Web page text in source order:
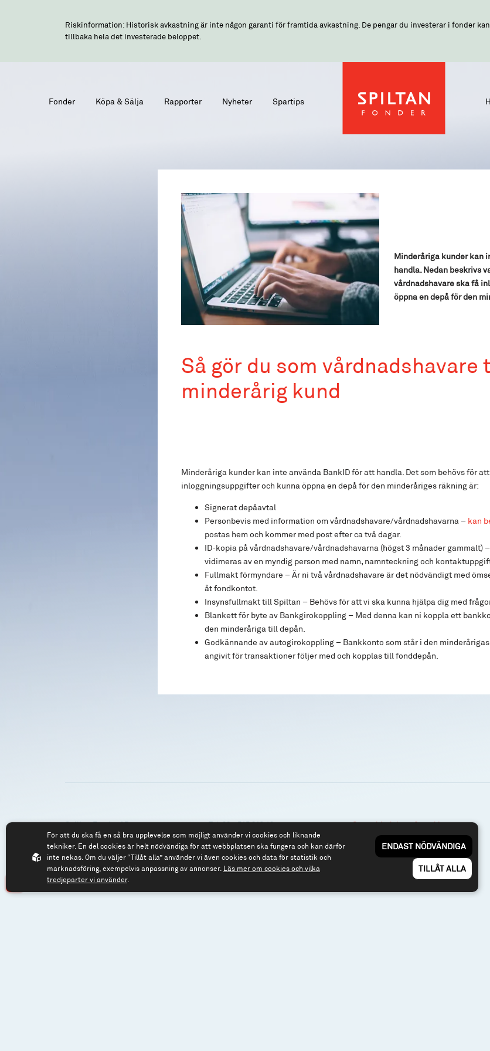
Riskinformation: Historisk avkastning är inte någon garanti för framtida avkastning. De pengar du investerar i fonder
tillbaka hela det investerade beloppet.
Fonder Köpa & Sälja Rapporter Nyheter Spartips
Minderåriga kunder kan
handla. Nedan beskrivs
vårdnadshavare ska få
öppna en depå för den
Så gör du som vårdnadshavare
minderårig kund
Minderåriga kunder kan inte använda BankID för att handla. Det som behövs för
inloggningsuppgifter och kunna öppna en depå för den minderåriges räkning är:
Signerat depåavtal
Personbevis med information om vårdnadshavare/vårdnadshavarna – kan
postas hem och kommer med post efter ca två dagar.
ID-kopia på vårdnadshavare/vårdnadshavarna (högst 3 månader gammalt)
vidimeras av en myndig person med namn, namnteckning och
Fullmakt förmyndare – Är ni två vårdnadshavare är det nödvändigt med
åt fondkontot.
Insynsfullmakt till Spiltan – Behövs för att vi ska kunna hjälpa dig med
Blankett för byte av Bankgirokoppling – Med denna kan ni koppla ett
den minderåriga till depån.
Godkännande av autogirokoppling – Bankkonto som står i den
angivit för transaktioner följer med och kopplas till fonddepån.
Spiltan Fonder AB
Riddargatan 17
114 57 Stockholm
Org.nr: 556614-2906
Tel: 08 - 545 813 40
fonder@spiltanfonder.se
Om webbplatsen & cookies
Risk och rådgivning
Till spiltan.se
För att du ska få en så bra upplevelse som möjligt använder vi cookies och liknande
tekniker. En del cookies är helt nödvändiga för att webbplatsen ska fungera och kan därför
inte nekas. Om du väljer “Tillåt alla” använder vi även cookies och data för statistik och
marknadsföring, exempelvis anpassning av annonser. Läs mer om cookies och vilka
tredjeparter vi använder.
ENDAST NÖDVÄNDIGA
TILLÅT ALLA